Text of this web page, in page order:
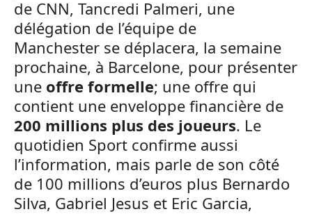
de CNN, Tancredi Palmeri, une
délégation de l’équipe de
Manchester se déplacera, la semaine
prochaine, à Barcelone, pour présenter
une offre formelle; une offre qui
contient une enveloppe financière de
200 millions plus des joueurs. Le
quotidien Sport confirme aussi
l’information, mais parle de son côté
de 100 millions d’euros plus Bernardo
Silva, Gabriel Jesus et Eric Garcia,